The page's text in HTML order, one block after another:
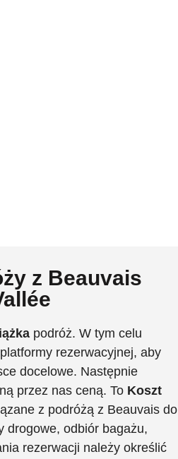
z Beauvais
podróż. W tym celu
rezerwacyjnej, aby
docelowe. Następnie
przez nas ceną. To Koszt
z podróżą z Beauvais do
drogowe, odbiór bagażu,
rezerwacji należy określić